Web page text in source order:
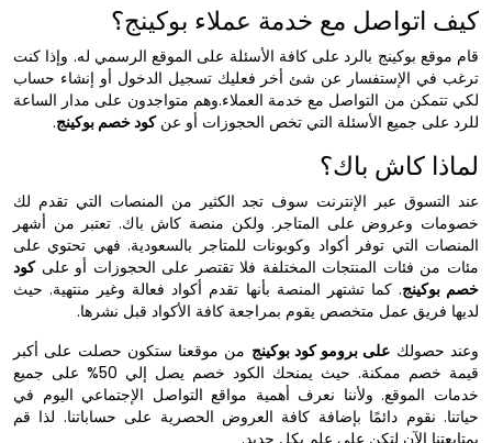
كيف اتواصل مع خدمة عملاء بوكينج؟
قام موقع بوكينج بالرد على كافة الأسئلة على الموقع الرسمي له. وإذا كنت
ترغب في الإستفسار عن شئ أخر فعليك تسجيل الدخول أو إنشاء حساب
لكي تتمكن من التواصل مع خدمة العملاء.وهم متواجدون على مدار الساعة
للرد على جميع الأسئلة التي تخص الحجوزات أو عنكود خصم بوكينج.
لماذا كاش باك؟
عند التسوق عبر الإنترنت سوف تجد الكثير من المنصات التي تقدم لك
خصومات وعروض على المتاجر. ولكن منصة كاش باك. تعتبر من أشهر
المنصات التي توفر أكواد وكوبونات للمتاجر بالسعودية. فهي تحتوي على
مئات من فئات المنتجات المختلفة فلا تقتصر على الحجوزات أو علىكود
خصم بوكينج. كما تشتهر المنصة بأنها تقدم أكواد فعالة وغير منتهية. حيث
لديها فريق عمل متخصص يقوم بمراجعة كافة الأكواد قبل نشرها.
وعند حصولك على برومو كود بوكينج من موقعنا ستكون حصلت على أكبر
قيمة خصم ممكنة. حيث يمنحك الكود خصم يصل إلي 50% على جميع
خدمات الموقع. ولأننا نعرف أهمية مواقع التواصل الإجتماعي اليوم في
حياتنا. نقوم دائمًا بإضافة كافة العروض الحصرية على حساباتنا. لذا قم
بمتابعتنا الآن لتكن على علم بكل جديد.